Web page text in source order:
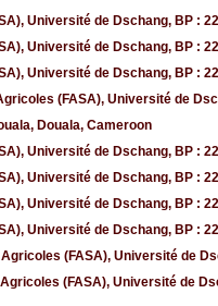
Université de Dschang, BP :
Université de Dschang, BP :
Université de Dschang, BP :
(FASA), Université de
Douala, Cameroon
Université de Dschang, BP :
Université de Dschang, BP :
Université de Dschang, BP :
Université de Dschang, BP :
(FASA), Université de
(FASA), Université de